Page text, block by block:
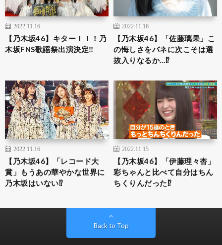
2022.11.16
【乃木坂46】キター！！！乃
木坂FNS歌謡祭出演決定‼︎
2022.11.16
【乃木坂46】「佐藤璃果」こ
の悔しさをバネに次こそは選
抜入りなるか…⁉︎
2022.11.16
【乃木坂46】「レコード大
賞」もうあの華やかな世界に
乃木坂はいない⁉︎
2022.11.15
【乃木坂46】「伊藤理々杏」
彩ちゃんと比べて自分はちん
ちくりんだった⁉︎
Back to Top